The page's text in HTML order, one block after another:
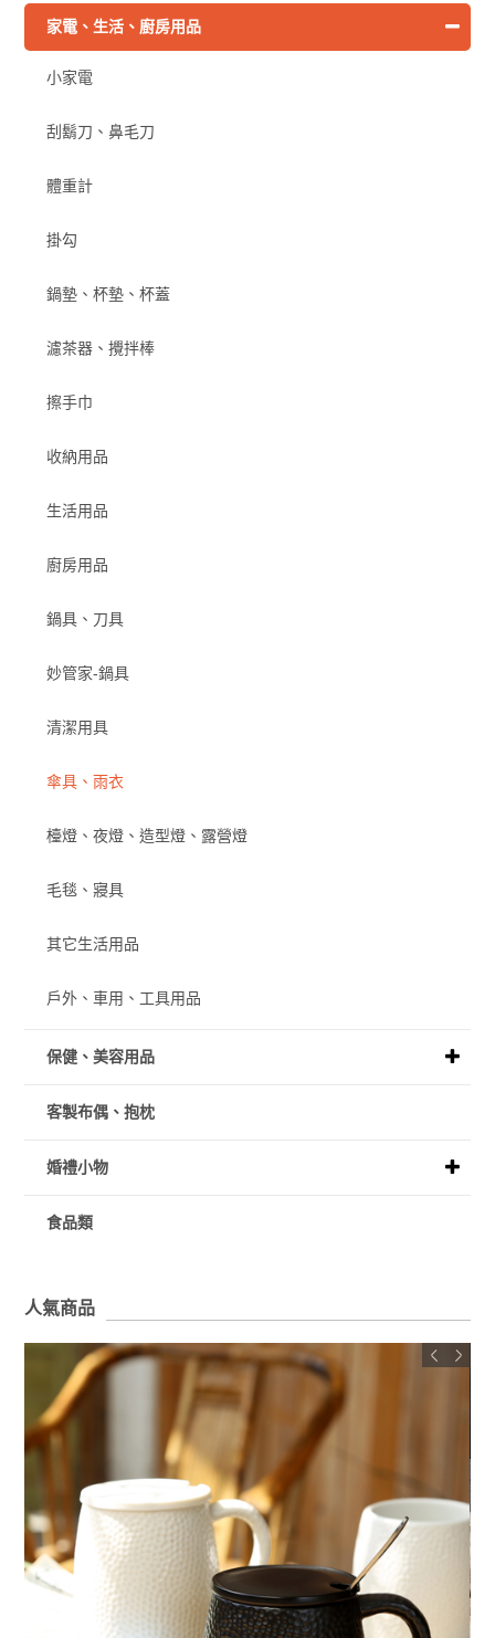
家電、生活、廚房用品
小家電
刮鬍刀、鼻毛刀
體重計
掛勾
鍋墊、杯墊、杯蓋
濾茶器、攪拌棒
擦手巾
收納用品
生活用品
廚房用品
鍋具、刀具
妙管家-鍋具
清潔用具
傘具、雨衣
檯燈、夜燈、造型燈、露營燈
毛毯、寢具
其它生活用品
戶外、車用、工具用品
保健、美容用品
客製布偶、抱枕
婚禮小物
食品類
人氣商品